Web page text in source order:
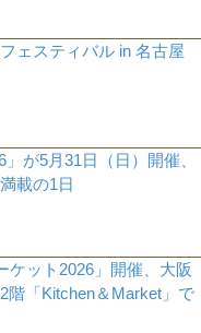
ェスティバル in 名古屋
が5月31日（日）開催、
載の1日
ケット2026」開催、大阪
階「Kitchen＆Market」で